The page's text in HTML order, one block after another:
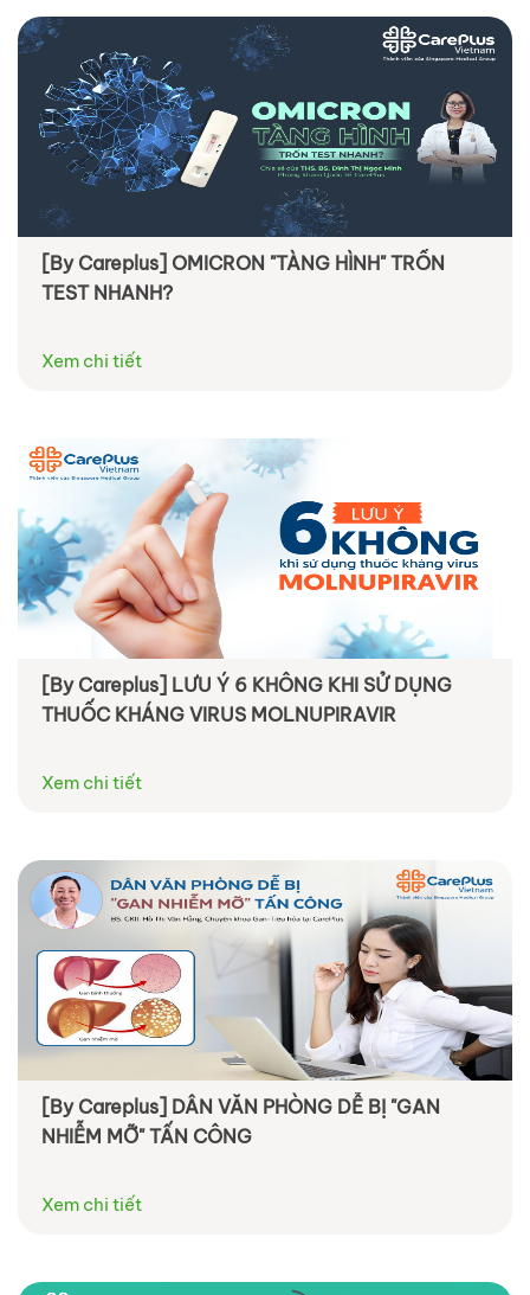
[By Careplus] OMICRON "TÀNG HÌNH" TRỐN
TEST NHANH?
Xem chi tiết
[By Careplus] LƯU Ý 6 KHÔNG KHI SỬ DỤNG
THUỐC KHÁNG VIRUS MOLNUPIRAVIR
Xem chi tiết
[By Careplus] DÂN VĂN PHÒNG DỄ BỊ "GAN
NHIỄM MỠ" TẤN CÔNG
Xem chi tiết